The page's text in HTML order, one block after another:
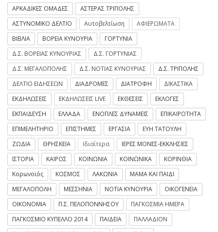
ΑΡΚΑΔΙΚΕΣ ΟΜΑΔΕΣ
ΑΣΤΕΡΑΣ ΤΡΙΠΟΛΗΣ
ΑΣΤΥΝΟΜΙΚΟ ΔΕΛΤΙΟ
Αυτοβελτίωση
ΑΦΙΕΡΩΜΑΤΑ
ΒΙΒΛΙΑ
ΒΟΡΕΙΑ ΚΥΝΟΥΡΙΑ
ΓΟΡΤΥΝΙΑ
Δ.Σ. ΒΟΡΕΙΑΣ ΚΥΝΟΥΡΙΑΣ
Δ.Σ. ΓΟΡΤΥΝΙΑΣ
Δ.Σ. ΜΕΓΑΛΟΠΟΛΗΣ
Δ.Σ. ΝΟΤΙΑΣ ΚΥΝΟΥΡΙΑΣ
Δ.Σ. ΤΡΙΠΟΛΗΣ
ΔΕΛΤΙΟ ΕΙΔΗΣΕΩΝ
ΔΙΑΔΡΟΜΕΣ ΔΙΑΤΡΟΦΗ
ΔΙΚΑΣΤΙΚΑ
ΕΚΔΗΛΩΣΕΙΣ
ΕΚΔΗΛΩΣΕΙΣ LIVE ΕΚΘΕΣΕΙΣ
ΕΚΛΟΓΕΣ
ΕΚΠΑΙΔΕΥΣΗ
ΕΛΛΑΔΑ ΕΝΟΠΛΕΣ ΔΥΝΑΜΕΙΣ
ΕΠΙΚΑΙΡΟΤΗΤΑ
ΕΠΙΜΕΛΗΤΗΡΙΟ
ΕΠΙΣΤΗΜΕΣ ΕΡΓΑΣΙΑ
ΕΥΗ ΤΑΤΟΥΛΗ
ΖΩΔΙΑ
ΘΡΗΣΚΕΙΑ Ιδιαίτερα
ΙΕΡΕΣ ΜΟΝΕΣ-ΕΚΚΛΗΣΙΕΣ
ΙΣΤΟΡΙΑ
ΚΑΙΡΟΣ ΚΟΙΝΩΝΙΑ ΚΟΙΝΩΝΙΚΑ
ΚΟΡΙΝΘΙΑ
Κορωνοϊός
ΚΟΣΜΟΣ ΛΑΚΩΝΙΑ
ΜΑΜΑ ΚΑΙ ΠΑΙΔΙ
ΜΕΓΑΛΟΠΟΛΗ
ΜΕΣΣΗΝΙΑ ΝΟΤΙΑ ΚΥΝΟΥΡΙΑ
ΟΙΚΟΓΕΝΕΙΑ
ΟΙΚΟΝΟΜΙΑ
Π.Σ. ΠΕΛΟΠΟΝΝΗΣΟΥ
ΠΑΓΚΟΣΜΙΑ ΗΜΕΡΑ
ΠΑΓΚΟΣΜΙΟ ΚΥΠΕΛΛΟ 2014
ΠΑΙΔΕΙΑ
ΠΑΛΛΑΔΙΟΝ